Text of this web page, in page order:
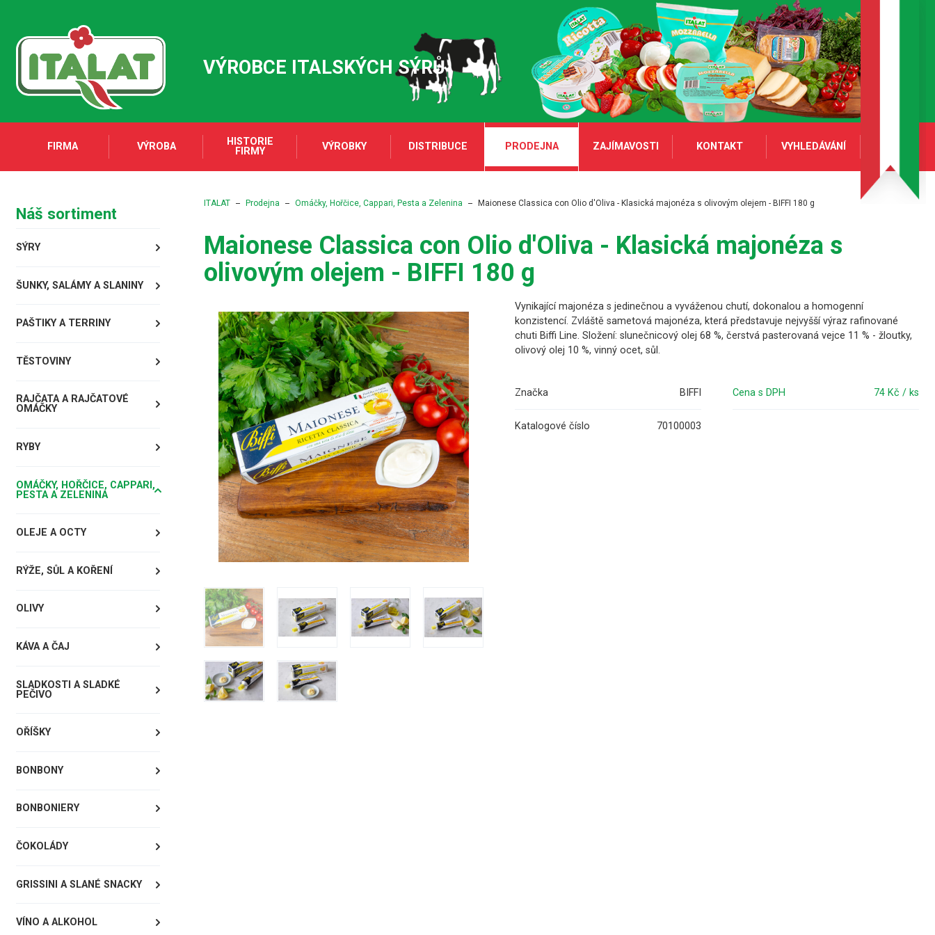
VÝROBCE ITALSKÝCH SÝRŮ
FIRMA VÝROBA
HISTORIE
FIRMY
VÝROBKY DISTRIBUCE PRODEJNA ZAJÍMAVOSTI KONTAKT VYHLEDÁVÁNÍ
Náš sortiment
SÝRY
ŠUNKY, SALÁMY A SLANINY
PAŠTIKY A TERRINY
TĚSTOVINY
RAJČATA A RAJČATOVÉ
OMÁČKY
RYBY
OMÁČKY, HOŘČICE, CAPPARI,
PESTA A ZELENINA
OLEJE A OCTY
RÝŽE, SŮL A KOŘENÍ
OLIVY
KÁVA A ČAJ
SLADKOSTI A SLADKÉ
PEČIVO
OŘÍŠKY
BONBONY
BONBONIERY
ČOKOLÁDY
GRISSINI A SLANÉ SNACKY
VÍNO A ALKOHOL
ITALAT Prodejna Omáčky, Hořčice, Cappari, Pesta a Zelenina Maionese Classica con Olio d'Oliva - Klasická majonéza s olivovým olejem - BIFFI 180 g
Maionese Classica con Olio d'Oliva - Klasická majonéza s
olivovým olejem - BIFFI 180 g
Vynikající majonéza s jedinečnou a vyváženou chutí, dokonalou a homogenní
konzistencí. Zvláště sametová majonéza, která představuje nejvyšší výraz rafinované
chuti Biffi Line. Složení: slunečnicový olej 68 %, čerstvá pasterovaná vejce 11 % - žloutky,
olivový olej 10 %, vinný ocet, sůl.
Značka BIFFI
Katalogové číslo 70100003
Cena s DPH 74 Kč / ks